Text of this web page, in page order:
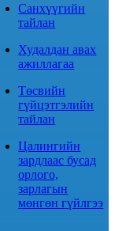
Санхүүгийн
тайлан
Худалдан авах
ажиллагаа
Төсвийн
гүйцэтгэлийн
тайлан
Цалингийн
зардлаас бусад
орлого,
зарлагын
мөнгөн гүйлгээ